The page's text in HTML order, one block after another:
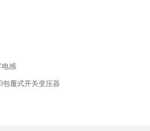
包覆式开关变压器
电感